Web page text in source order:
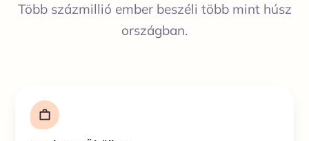
Több százmillió ember beszéli több mint húsz
országban.